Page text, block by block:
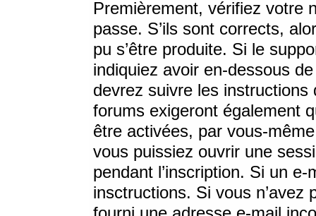
Premièrement, vérifiez votre
passe. S’ils sont corrects,
pu s’être produite. Si le
indiquiez avoir en-dessous
devrez suivre les
forums exigeront également
être activées, par vous-
vous puissiez ouvrir une
pendant l’inscription. Si un
insctructions. Si vous n’avez